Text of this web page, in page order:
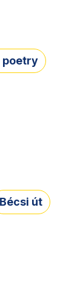
poetry
Bécsi út